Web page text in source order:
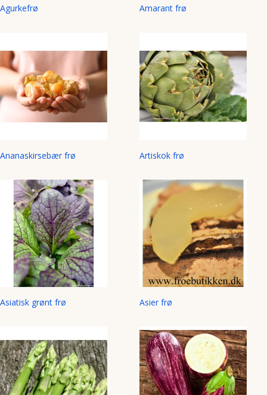
Agurkefrø Amarant frø
Ananaskirsebær frø Artiskok frø
Asiatisk grønt frø Asier frø